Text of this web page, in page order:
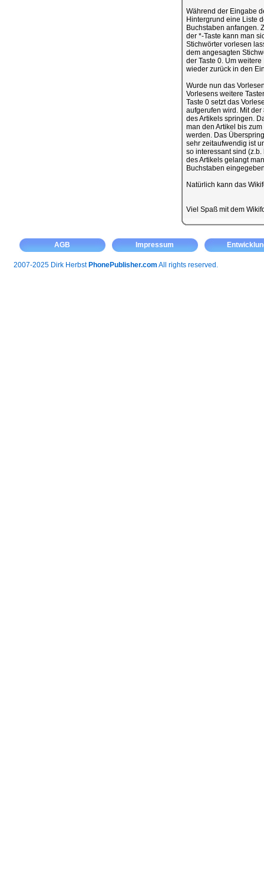
Während der Eingabe
Hintergrund eine Liste
Buchstaben anfangen.
der *-Taste kann man
Stichwörter vorlesen
dem angesagten
der Taste 0. Um
wieder zurück in den
Wurde nun das
Vorlesens weitere
Taste 0 setzt das
aufgerufen wird. Mit
des Artikels springen.
man den Artikel bis
werden. Das
sehr zeitaufwendig ist
so interessant sind
des Artikels gelangt
Buchstaben
Natürlich kann das
Viel Spaß mit dem
AGB Impressum
2007-2025 Dirk Herbst PhonePublisher.com All rights reserved.